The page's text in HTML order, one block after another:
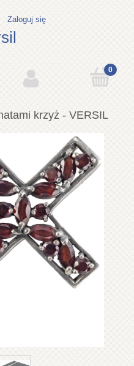
Zaloguj się
krzyż - VERSIL